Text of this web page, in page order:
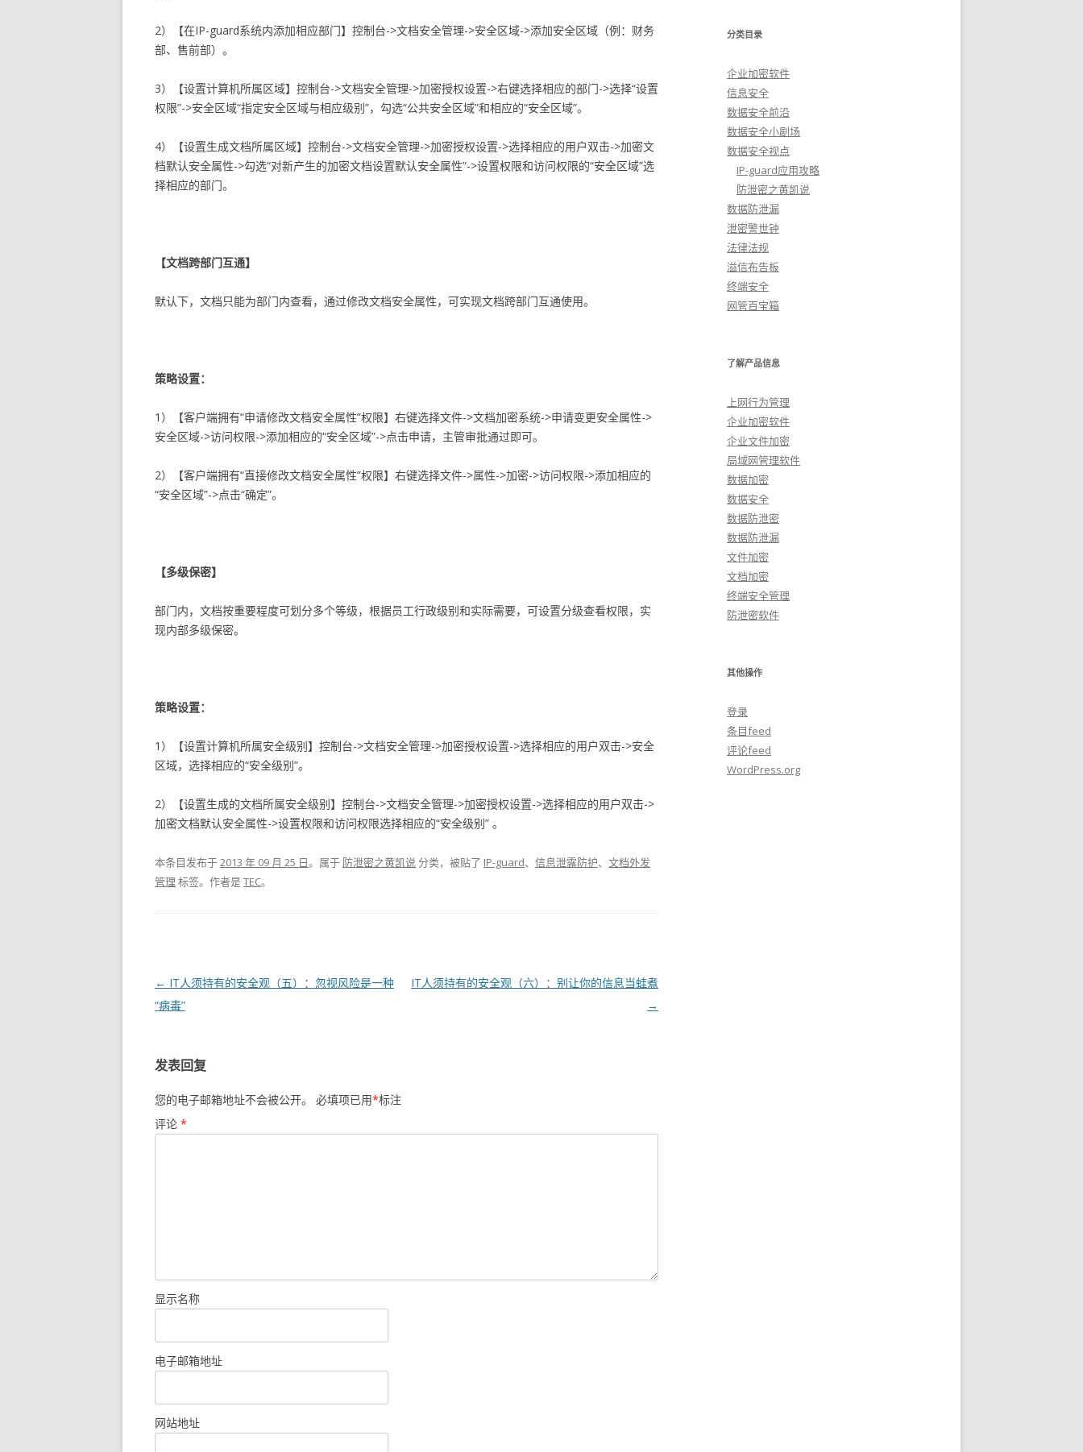
2）【在IP-guard系统内添加相应部门】控制台->文档安全管理->安全区域->添加安全区域（例：财务
部、售前部）。
3）【设置计算机所属区域】控制台->文档安全管理->加密授权设置->右键选择相应的部门->选择“设置
权限”->安全区域“指定安全区域与相应级别”，勾选“公共安全区域”和相应的“安全区域”。
4）【设置生成文档所属区域】控制台->文档安全管理->加密授权设置->选择相应的用户双击->加密文
档默认安全属性->勾选“对新产生的加密文档设置默认安全属性”->设置权限和访问权限的“安全区域”选
择相应的部门。
【文档跨部门互通】
默认下，文档只能为部门内查看，通过修改文档安全属性，可实现文档跨部门互通使用。
策略设置：
1）【客户端拥有“申请修改文档安全属性”权限】右键选择文件->文档加密系统->申请变更安全属性->
安全区域->访问权限->添加相应的“安全区域”->点击申请，主管审批通过即可。
2）【客户端拥有“直接修改文档安全属性”权限】右键选择文件->属性->加密->访问权限->添加相应的
“安全区域”->点击“确定”。
【多级保密】
部门内，文档按重要程度可划分多个等级，根据员工行政级别和实际需要，可设置分级查看权限，实
现内部多级保密。
策略设置：
1）【设置计算机所属安全级别】控制台->文档安全管理->加密授权设置->选择相应的用户双击->安全
区域，选择相应的“安全级别”。
2）【设置生成的文档所属安全级别】控制台->文档安全管理->加密授权设置->选择相应的用户双击->
加密文档默认安全属性->设置权限和访问权限选择相应的“安全级别” 。
本条目发布于2013 年 09 月 25 日。属于 防泄密之黄凯说分类，被贴了 IP-guard、 信息泄露防护、 文档外发
管理 标签。 作者是TEC。
文章导航
← IT人须持有的安全观（五）：忽视风险是一种
“病毒”
IT人须持有的安全观（六）：别让你的信息当蛙煮
→
发表回复
您的电子邮箱地址不会被公开。 必填项已用*标注
评论 *
显示名称
电子邮箱地址
网站地址
分类目录
企业加密软件
信息安全
数据安全前沿
数据安全小剧场
数据安全视点
IP-guard应用攻略
防泄密之黄凯说
数据防泄漏
泄密警世钟
法律法规
溢信布告板
终端安全
网管百宝箱
了解产品信息
上网行为管理
企业加密软件
企业文件加密
局域网管理软件
数据加密
数据安全
数据防泄密
数据防泄漏
文件加密
文档加密
终端安全管理
防泄密软件
其他操作
登录
条目feed
评论feed
WordPress.org